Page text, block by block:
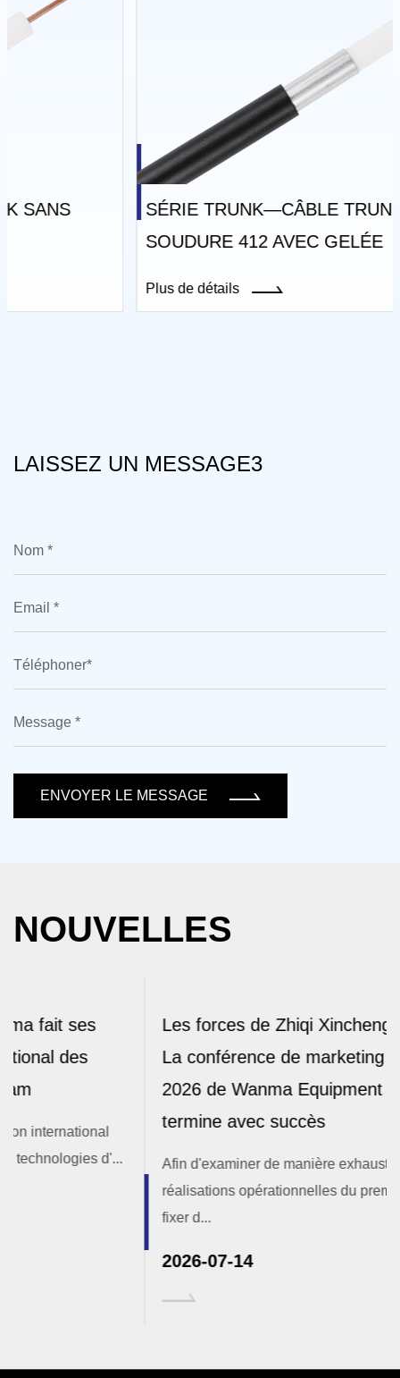
SÉRIE TRUNK—CÂBLE TRUNK SANS
SOUDURE 412 AVEC GELÉE
LAISSEZ UN MESSAGE3
ENVOYER LE MESSAGE
NOUVELLES
Les forces de Zhiqi Xincheng ensemble |
La conférence de marketing semestrielle
2026 de Wanma Equipment Cable se
termine avec succès
Afin d'examiner de manière exhaustive les
réalisations opérationnelles du premier semestre, de